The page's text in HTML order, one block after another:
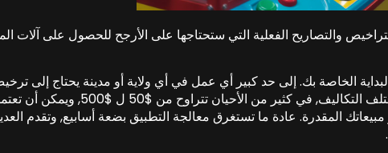
والتصاريح الفعلية التي ستحتاجها على الأرجح للحصول على آلات
الخاصة بك. إلى حد كبير أي عمل في أي ولاية أو مدينة يحتاج إلى
عمل أساسي للعمل بشكل قانوني. يمكن أن تختلف التكاليف, في كثير من الأحيان تتراوح من $50 ل $500,
المقدرة. عادة ما تستغرق معالجة التطبيق بضعة أسابيع, وتقدم